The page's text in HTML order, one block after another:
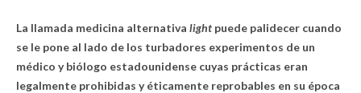
La llamada medicina alternativa light puede palidecer cuando
se le pone al lado de los turbadores experimentos de un
médico y biólogo estadounidense cuyas prácticas eran
legalmente prohibidas y éticamente reprobables en su época